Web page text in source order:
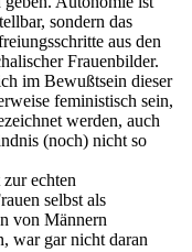
sondern das
aus den
Frauenbilder.
im Bewußtsein dieser
feministisch sein,
werden, auch
(noch) nicht so
echten
selbst als
von Männern
war gar nicht daran